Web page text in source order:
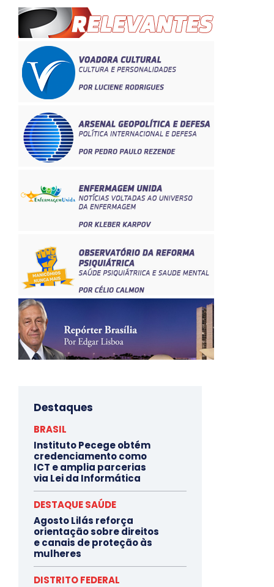
Destaques
BRASIL
Instituto Pecege obtém
credenciamento como
ICT e amplia parcerias
via Lei da Informática
DESTAQUE SAÚDE
Agosto Lilás reforça
orientação sobre direitos
e canais de proteção às
mulheres
DISTRITO FEDERAL